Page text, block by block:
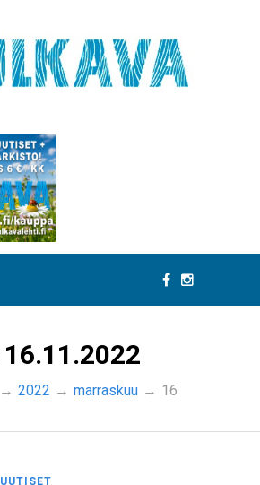
16.11.2022
→ 2022 → marraskuu → 16
UUTISET